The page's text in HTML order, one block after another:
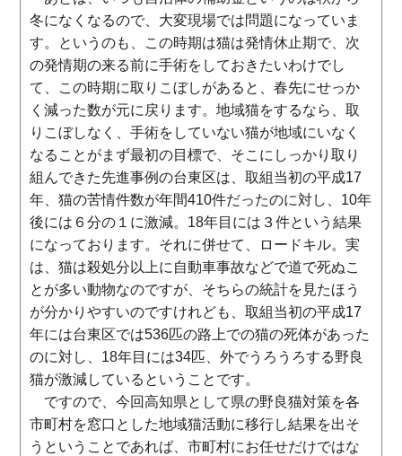
冬になくなるので、大変現場では問題になっていま
す。というのも、この時期は猫は発情休止期で、次
の発情期の来る前に手術をしておきたいわけでし
て、この時期に取りこぼしがあると、春先にせっか
く減った数が元に戻ります。地域猫をするなら、取
りこぼしなく、手術をしていない猫が地域にいなく
なることがまず最初の目標で、そこにしっかり取り
組んできた先進事例の台東区は、取組当初の平成17
年、猫の苦情件数が年間410件だったのに対し、10年
後には６分の１に激減。18年目には３件という結果
になっております。それに併せて、ロードキル。実
は、猫は殺処分以上に自動車事故などで道で死ぬこ
とが多い動物なのですが、そちらの統計を見たほう
が分かりやすいのですけれども、取組当初の平成17
年には台東区では536匹の路上での猫の死体があった
のに対し、18年目には34匹、外でうろうろする野良
猫が激減しているということです。
ですので、今回高知県として県の野良猫対策を各
市町村を窓口とした地域猫活動に移行し結果を出そ
うということであれば、市町村にお任せだけではな